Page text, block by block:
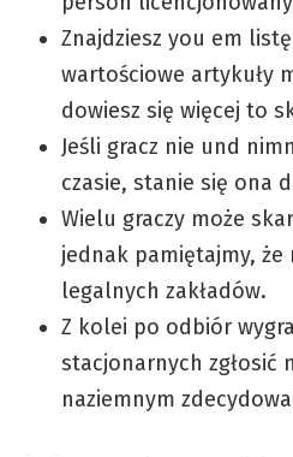
Znajdziesz you em
wartościowe artykuły
dowiesz się więcej to
Jeśli gracz nie und
czasie, stanie się ona
Wielu graczy może
jednak pamiętajmy,
legalnych zakładów.
Z kolei po odbiór
stacjonarnych zgłosić
naziemnym